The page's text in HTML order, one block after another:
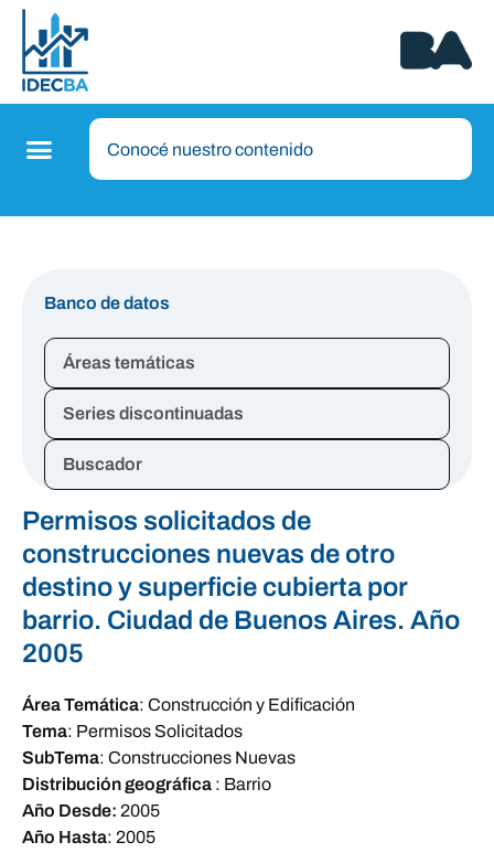
Banco de datos
Áreas temáticas
Series discontinuadas
Buscador
Permisos solicitados de
construcciones nuevas de otro
destino y superficie cubierta por
barrio. Ciudad de Buenos Aires. Año
2005
Área Temática: Construcción y Edificación
Tema: Permisos Solicitados
SubTema: Construcciones Nuevas
Distribución geográfica : Barrio
Año Desde: 2005
Año Hasta: 2005